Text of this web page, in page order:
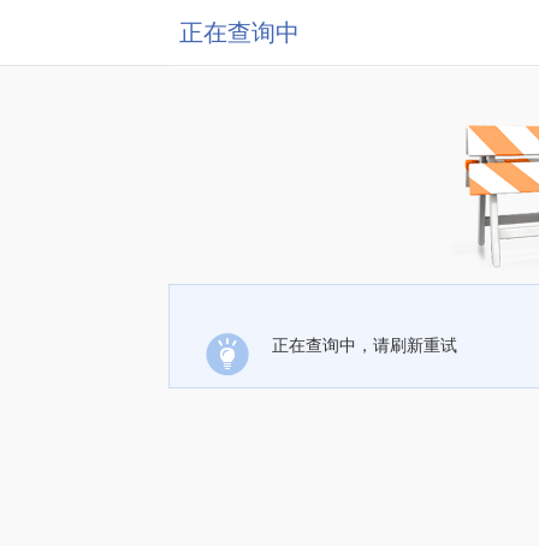
正在查询中
正在查询中，请刷新重试